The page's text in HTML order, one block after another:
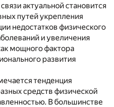
актуальной становится
путей укрепления
недостатков физического
и увеличения
мощного фактора
развития
тенденция
средств физической
В большинстве